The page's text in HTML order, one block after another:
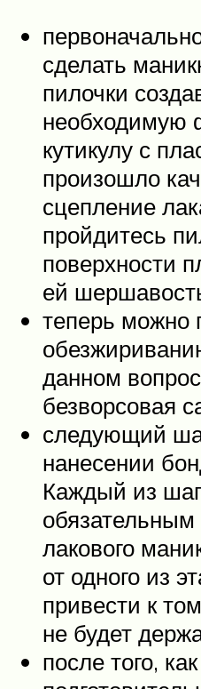
сделать
пилочки
необходимую
кутикулу с
произошло
сцепление
пройдитесь
поверхности
ей
теперь можно
данном
безворсовая
следующий
нанесении
Каждый из
обязательным
лакового
от одного из
привести к
не будет
после того,